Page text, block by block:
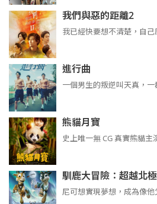
我們與惡的距離2
我已經快要想不清楚，自己
進行曲
一個男生的叛逆叫天真，
熊貓月寶
史上唯一無 CG 真實熊貓主
馴鹿大冒險：超越北
尼可想實現夢想，成為像